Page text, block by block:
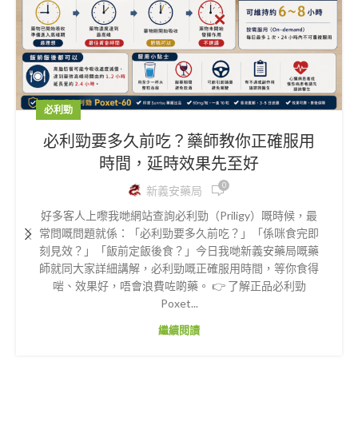
必利勁
必利勁要多久前吃？藥師教你正確服用
時間，延時效果先至好
新義安藥局 0
好多客人上嚟我哋網站查詢必利勁（Priligy）嘅時候，最
常問嘅問題就係：「必利勁要多久前吃？」「係咪食完即
刻見效？」「飯前定飯後食？」今日我哋新義安藥局嘅藥
師就同大家詳細講解，必利勁嘅正確服用時間，等你食得
啱、效果好，唔會浪費咗啲藥。 👉 了解正品必利勁
Poxet...
繼續閱讀